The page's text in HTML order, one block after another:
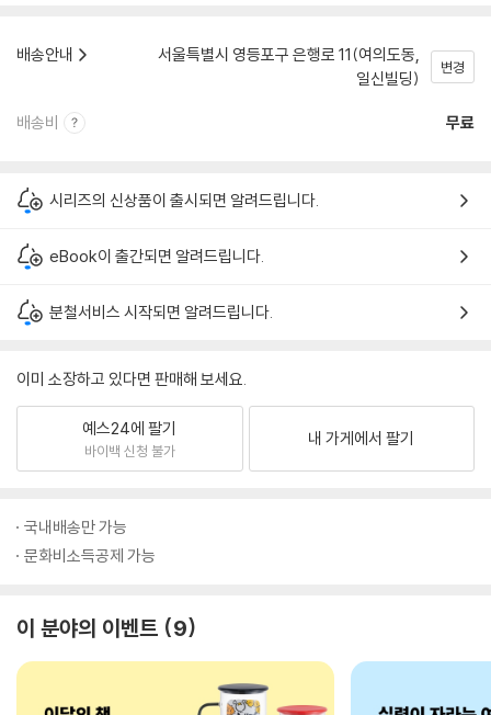
배송안내
서울특별시 영등포구 은행로 11(여의도동,
일신빌딩)
변경
배송비 무료
시리즈의 신상품이 출시되면 알려드립니다.
eBook이 출간되면 알려드립니다.
분철서비스 시작되면 알려드립니다.
이미 소장하고 있다면 판매해 보세요.
예스24에 팔기
바이백 신청 불가
내 가게에서 팔기
국내배송만 가능
문화비소득공제 가능
이 분야의 이벤트 9